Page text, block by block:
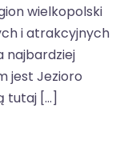
wielkopolski
i atrakcyjnych
najbardziej
jest Jezioro
tutaj […]